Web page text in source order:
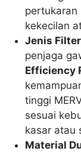
pertukaran
kekecilan
Jenis
penjaga
Efficiency
tinggi
sesuai
kasar atau
Material